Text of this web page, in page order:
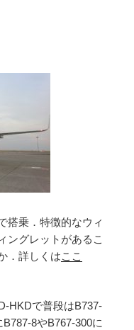
搭乗．特徴的なウィ
ングレットがあるこ
．詳しくはここ
HKDで普段はB737-
8やB767-300に